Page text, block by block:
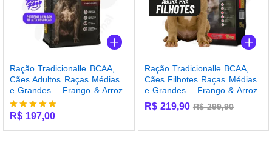
Ração Tradicionalle BCAA,
Cães Adultos Raças Médias
e Grandes – Frango & Arroz
Avaliação
R$ 197,00
Ração Tradicionalle BCAA,
Cães Filhotes Raças Médias
e Grandes – Frango & Arroz
R$219,90 R$299,90